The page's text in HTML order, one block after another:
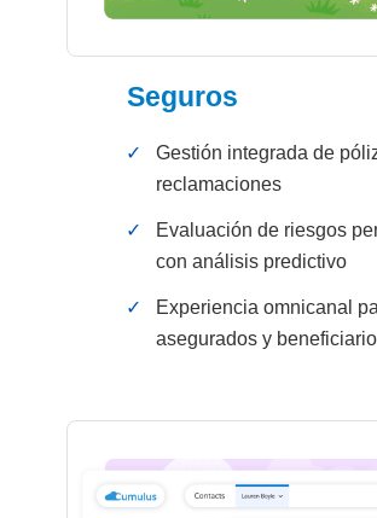
Seguros
✓
Gestión integrada de
reclamaciones
✓
Evaluación de riesgos
con análisis predictivo
✓
Experiencia omnicanal
asegurados y